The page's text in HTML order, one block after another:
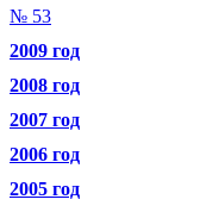
№ 53
2009 год
2008 год
2007 год
2006 год
2005 год